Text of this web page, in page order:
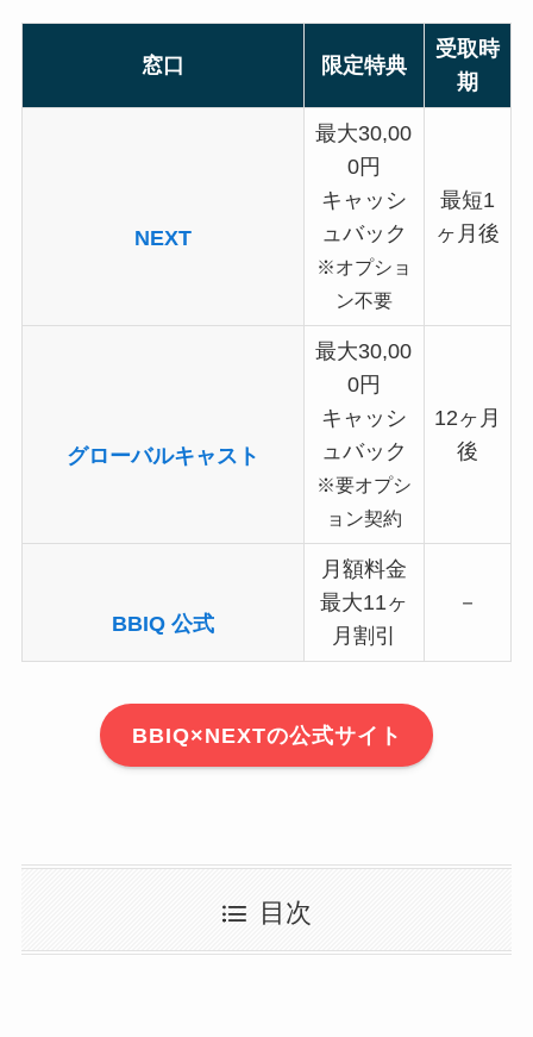
窓口 限定特典
受取時
期
NEXT
最大30,00
0円
キャッシ
ュバック
※オプショ
ン不要
最短1
ヶ月後
グローバルキャスト
最大30,00
0円
キャッシ
ュバック
※要オプシ
ョン契約
12ヶ月
後
BBIQ 公式
月額料金
最大11ヶ
月割引
－
BBIQ×NEXTの公式サイト
目次